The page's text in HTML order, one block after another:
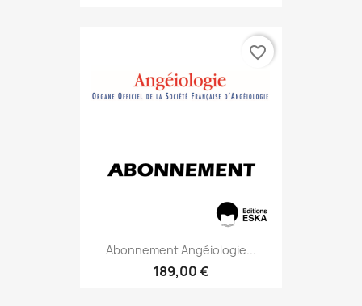
Abonnement Angéiologie...
189,00 €
favorite_border